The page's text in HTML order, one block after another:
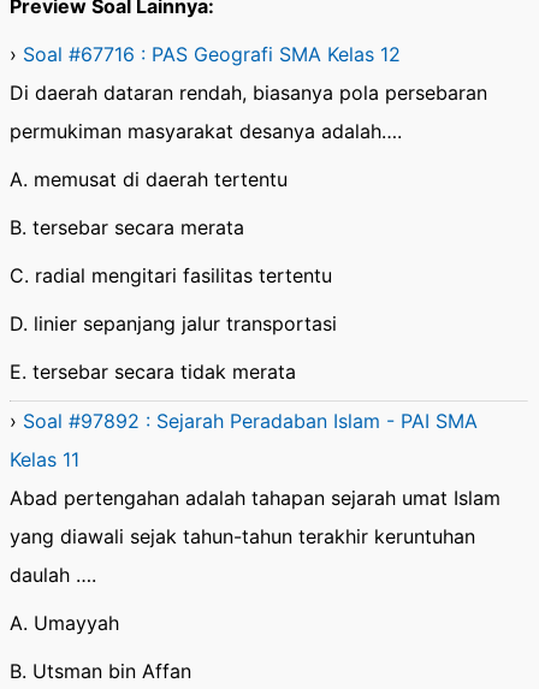
Preview Soal Lainnya:
› Soal #67716 : PAS Geografi SMA Kelas 12
Di daerah dataran rendah, biasanya pola persebaran
permukiman masyarakat desanya adalah….
A. memusat di daerah tertentu
B. tersebar secara merata
C. radial mengitari fasilitas tertentu
D. linier sepanjang jalur transportasi
E. tersebar secara tidak merata
› Soal #97892 : Sejarah Peradaban Islam - PAI SMA
Kelas 11
Abad pertengahan adalah tahapan sejarah umat Islam
yang diawali sejak tahun-tahun terakhir keruntuhan
daulah ….
A. Umayyah
B. Utsman bin Affan